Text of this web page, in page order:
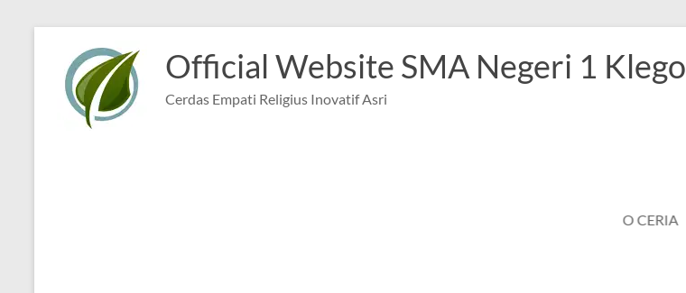
content
Official Website SMA Negeri 1 Klego
Cerdas Empati Religius Inovatif Asri